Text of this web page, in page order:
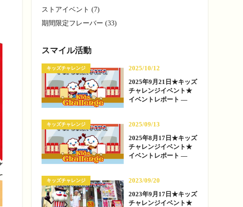
ストアイベント (7)
期間限定フレーバー (33)
スマイル活動
キッズチャレンジ
2025/10/12
2025年9月21日★キッズ
チャレンジイベント★
イベントレポート —
キッズチャレンジ
2025/09/13
2025年8月17日★キッズ
チャレンジイベント★
イベントレポート —
キッズチャレンジ
2023/09/20
2023年9月17日★キッズ
チャレンジイベント★